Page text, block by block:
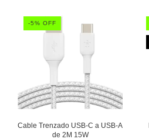
-5% OFF
Cable Trenzado USB-C a USB-A
de 2M 15W